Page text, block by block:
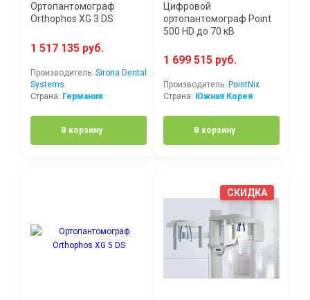
Ортопантомограф
Orthophos XG 3 DS
1 517 135 руб.
Производитель: Sirona Dental
Systems
Страна: Германия
В корзину
Цифровой
ортопантомограф Point
500 HD до 70 кВ
1 699 515 руб.
Производитель: PointNix
Страна: Южная Корея
В корзину
СКИДКА